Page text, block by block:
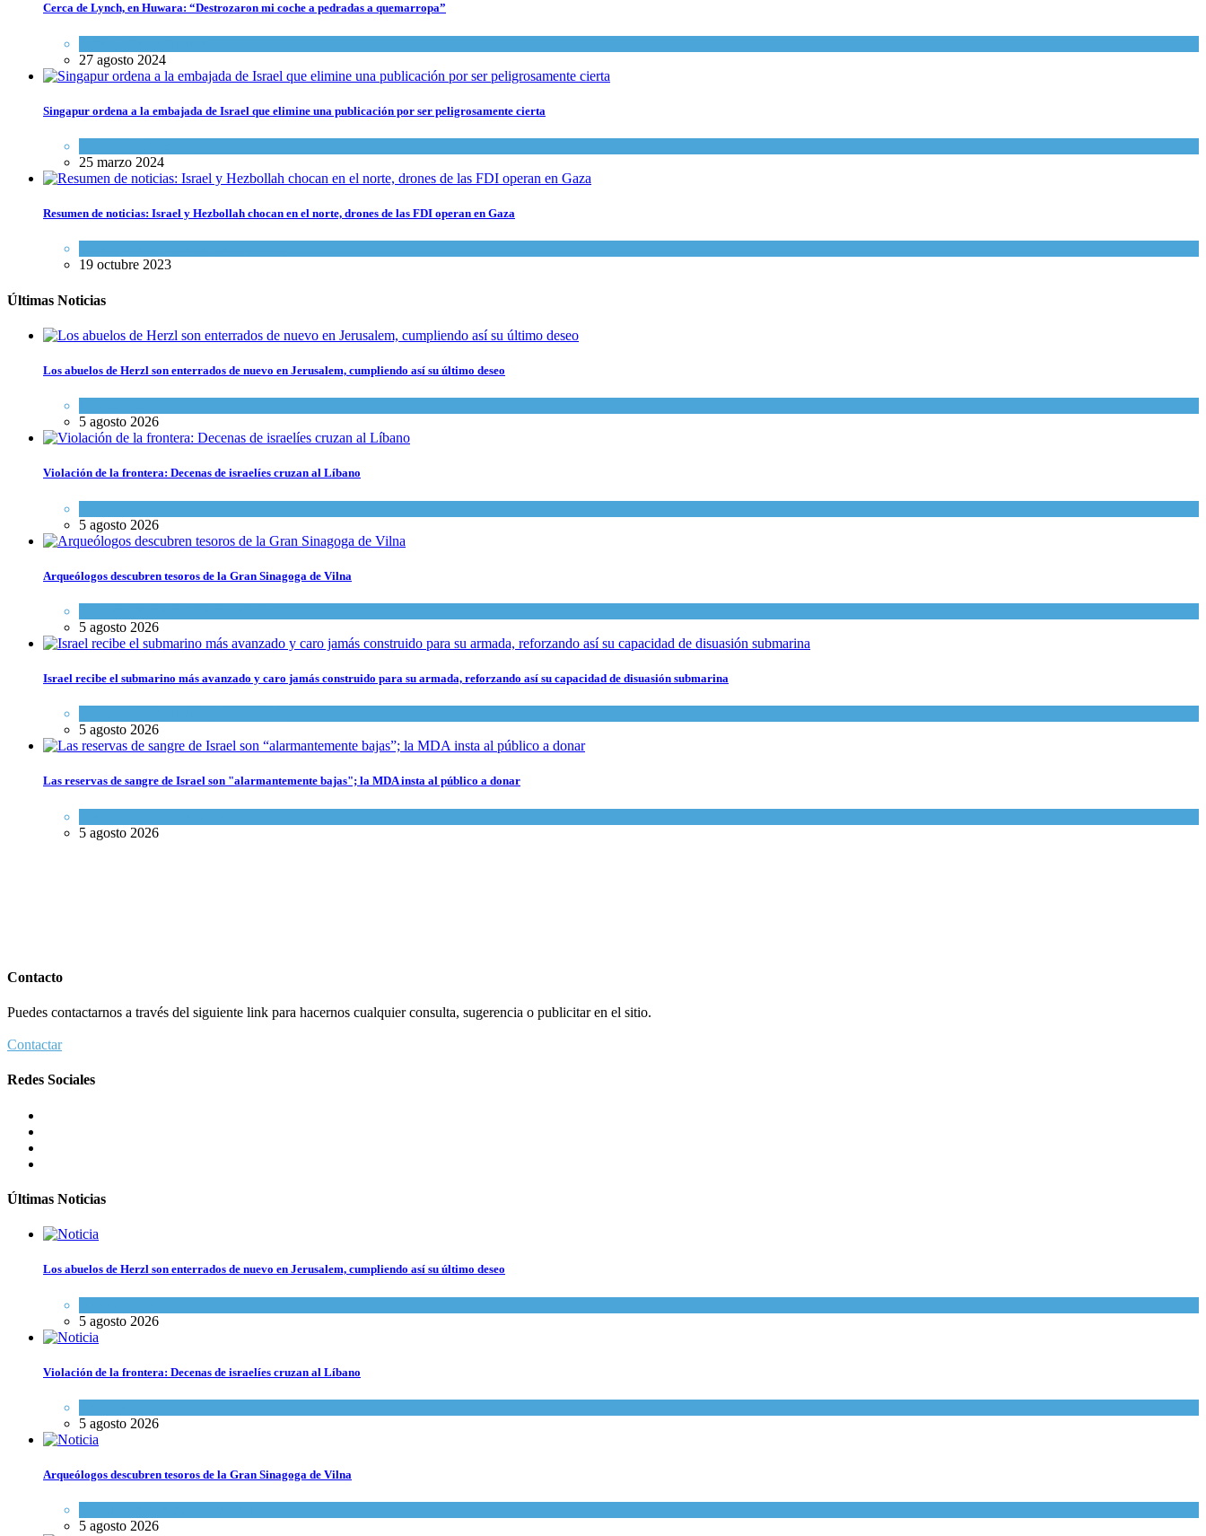
Cerca de Lynch, en Huwara: “Destrozaron mi coche a pedradas a quemarropa”
27 agosto 2024
Singapur ordena a la embajada de Israel que elimine una publicación por ser peligrosamente cierta
25 marzo 2024
Resumen de noticias: Israel y Hezbollah chocan en el norte, drones de las FDI operan en Gaza
19 octubre 2023
Últimas Noticias
Los abuelos de Herzl son enterrados de nuevo en Jerusalem, cumpliendo así su último deseo
5 agosto 2026
Violación de la frontera: Decenas de israelíes cruzan al Líbano
5 agosto 2026
Arqueólogos descubren tesoros de la Gran Sinagoga de Vilna
5 agosto 2026
Israel recibe el submarino más avanzado y caro jamás construido para su armada, reforzando así su capacidad de disuasión submarina
5 agosto 2026
Las reservas de sangre de Israel son "alarmantemente bajas"; la MDA insta al público a donar
5 agosto 2026
Contacto
Puedes contactarnos a través del siguiente link para hacernos cualquier consulta, sugerencia o publicitar en el sitio.
Contactar
Redes Sociales
Últimas Noticias
Los abuelos de Herzl son enterrados de nuevo en Jerusalem, cumpliendo así su último deseo
5 agosto 2026
Violación de la frontera: Decenas de israelíes cruzan al Líbano
5 agosto 2026
Arqueólogos descubren tesoros de la Gran Sinagoga de Vilna
5 agosto 2026